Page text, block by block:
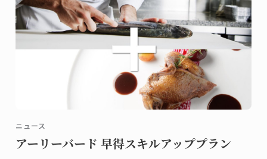
ニュース
アーリーバード 早得スキルアッププラン